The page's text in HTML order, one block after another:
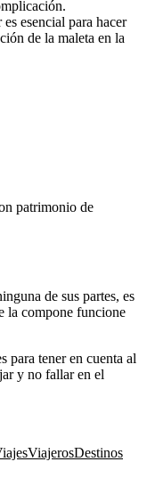
esencial para hacer
de la maleta en la
patrimonio de
de sus partes, es
la compone funcione
para tener en cuenta al
y no fallar en el
ViajerosDestinos